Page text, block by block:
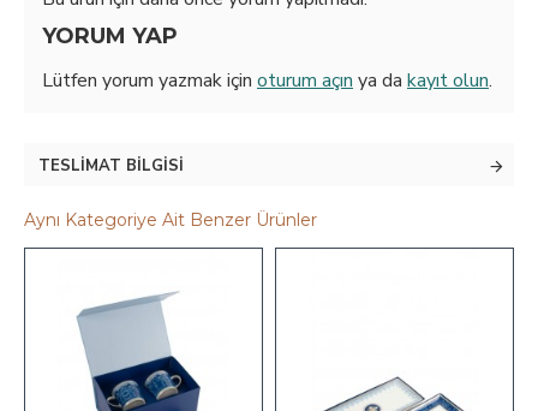
Aynı Kategoriye Ait Benzer Ürünler
YORUM YAP
Lütfen yorum yazmak için oturum açın ya da kayıt olun.
TESLIMAT BILGISI